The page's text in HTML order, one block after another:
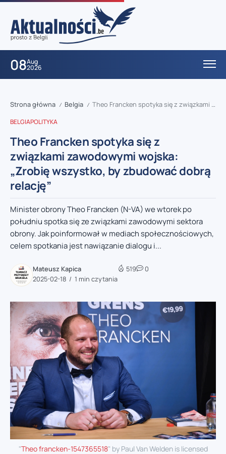
08Aug
2026
Strona główna / Belgia / Theo Francken spotyka się z związkami zawodowymi wojska: „Zrobię wszystko, by zbudować dobrą relację”
BELGIAPOLITYKA
Theo Francken spotyka się z
związkami zawodowymi wojska:
„Zrobię wszystko, by zbudować dobrą
relację”
Minister obrony Theo Francken (N-VA) we wtorek po
południu spotka się ze związkami zawodowymi sektora
obrony. Jak poinformował w mediach społecznościowych,
celem spotkania jest nawiązanie dialogu i...
Mateusz Kapica
2025-02-18
1 min czytania
519 0
"Theo francken-1547365518" by Paul Van Welden is licensed